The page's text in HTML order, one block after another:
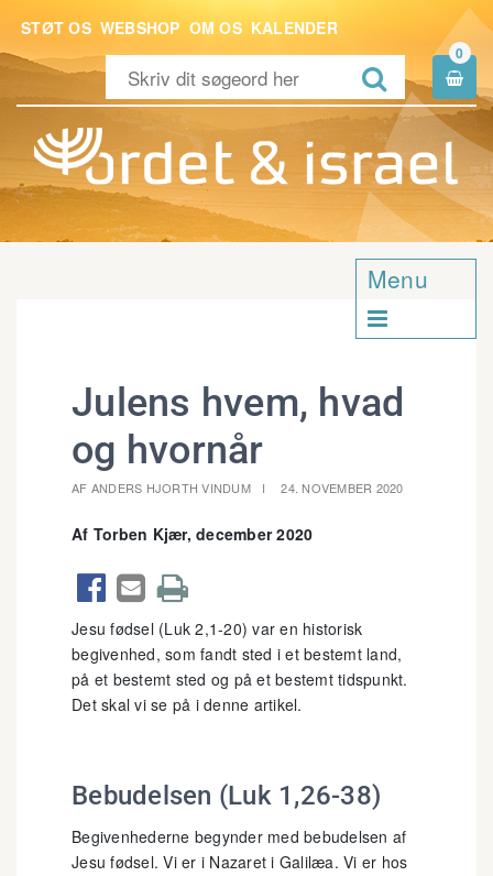
STØT OS WEBSHOP OM OS KALENDER

0

Menu

Julens hvem, hvad
og hvornår
AF ANDERS HJORTH VINDUM 24. NOVEMBER 2020
Af Torben Kjær, december 2020
  
Jesu fødsel (Luk 2,1-20) var en historisk
begivenhed, som fandt sted i et bestemt land,
på et bestemt sted og på et bestemt tidspunkt.
Det skal vi se på i denne artikel.
Bebudelsen (Luk 1,26-38)
Begivenhederne begynder med bebudelsen af
Jesu fødsel. Vi er i Nazaret i Galilæa. Vi er hos